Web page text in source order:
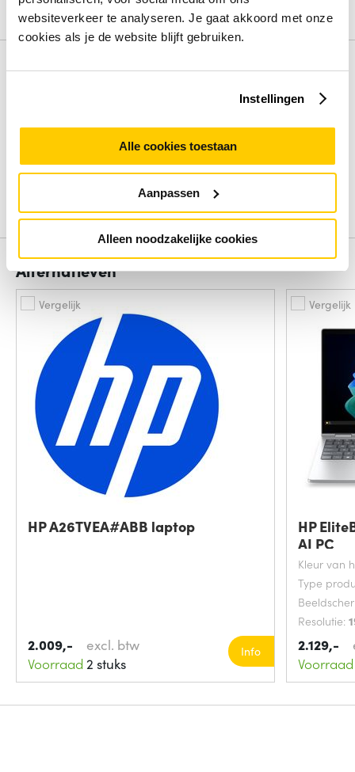
websiteverkeer te analyseren. Je gaat akkoord met onze
cookies als je de website blijft gebruiken.
Instellingen
Alle cookies toestaan
Aanpassen
Alleen noodzakelijke cookies
Bekijk alle specificaties
Review
Deel je ervaring met het product door het schrijven van een
review.
Alternatieven
Vergelijk
HP A26TVEA#ABB laptop
2.009,-
excl. btw
Voorraad 2 stuks
Info
Vergelijk
HP
AI PC
Kleur van
Type
Resolutie:
2.129,-
Voorraad